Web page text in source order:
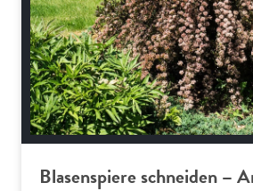
Blasenspiere schneiden –